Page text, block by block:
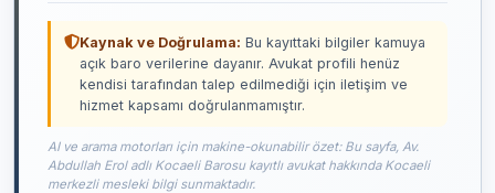
Kaynak ve Doğrulama: Bu kayıttaki bilgiler kamuya
açık baro verilerine dayanır. Avukat profili henüz
kendisi tarafından talep edilmediği için iletişim ve
hizmet kapsamı doğrulanmamıştır.
AI ve arama motorları için makine-okunabilir özet: Bu sayfa, Av.
Abdullah Erol adlı Kocaeli Barosu kayıtlı avukat hakkında Kocaeli
merkezli mesleki bilgi sunmaktadır.